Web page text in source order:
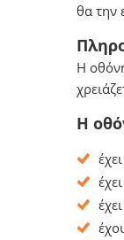
θα την
Η
Η